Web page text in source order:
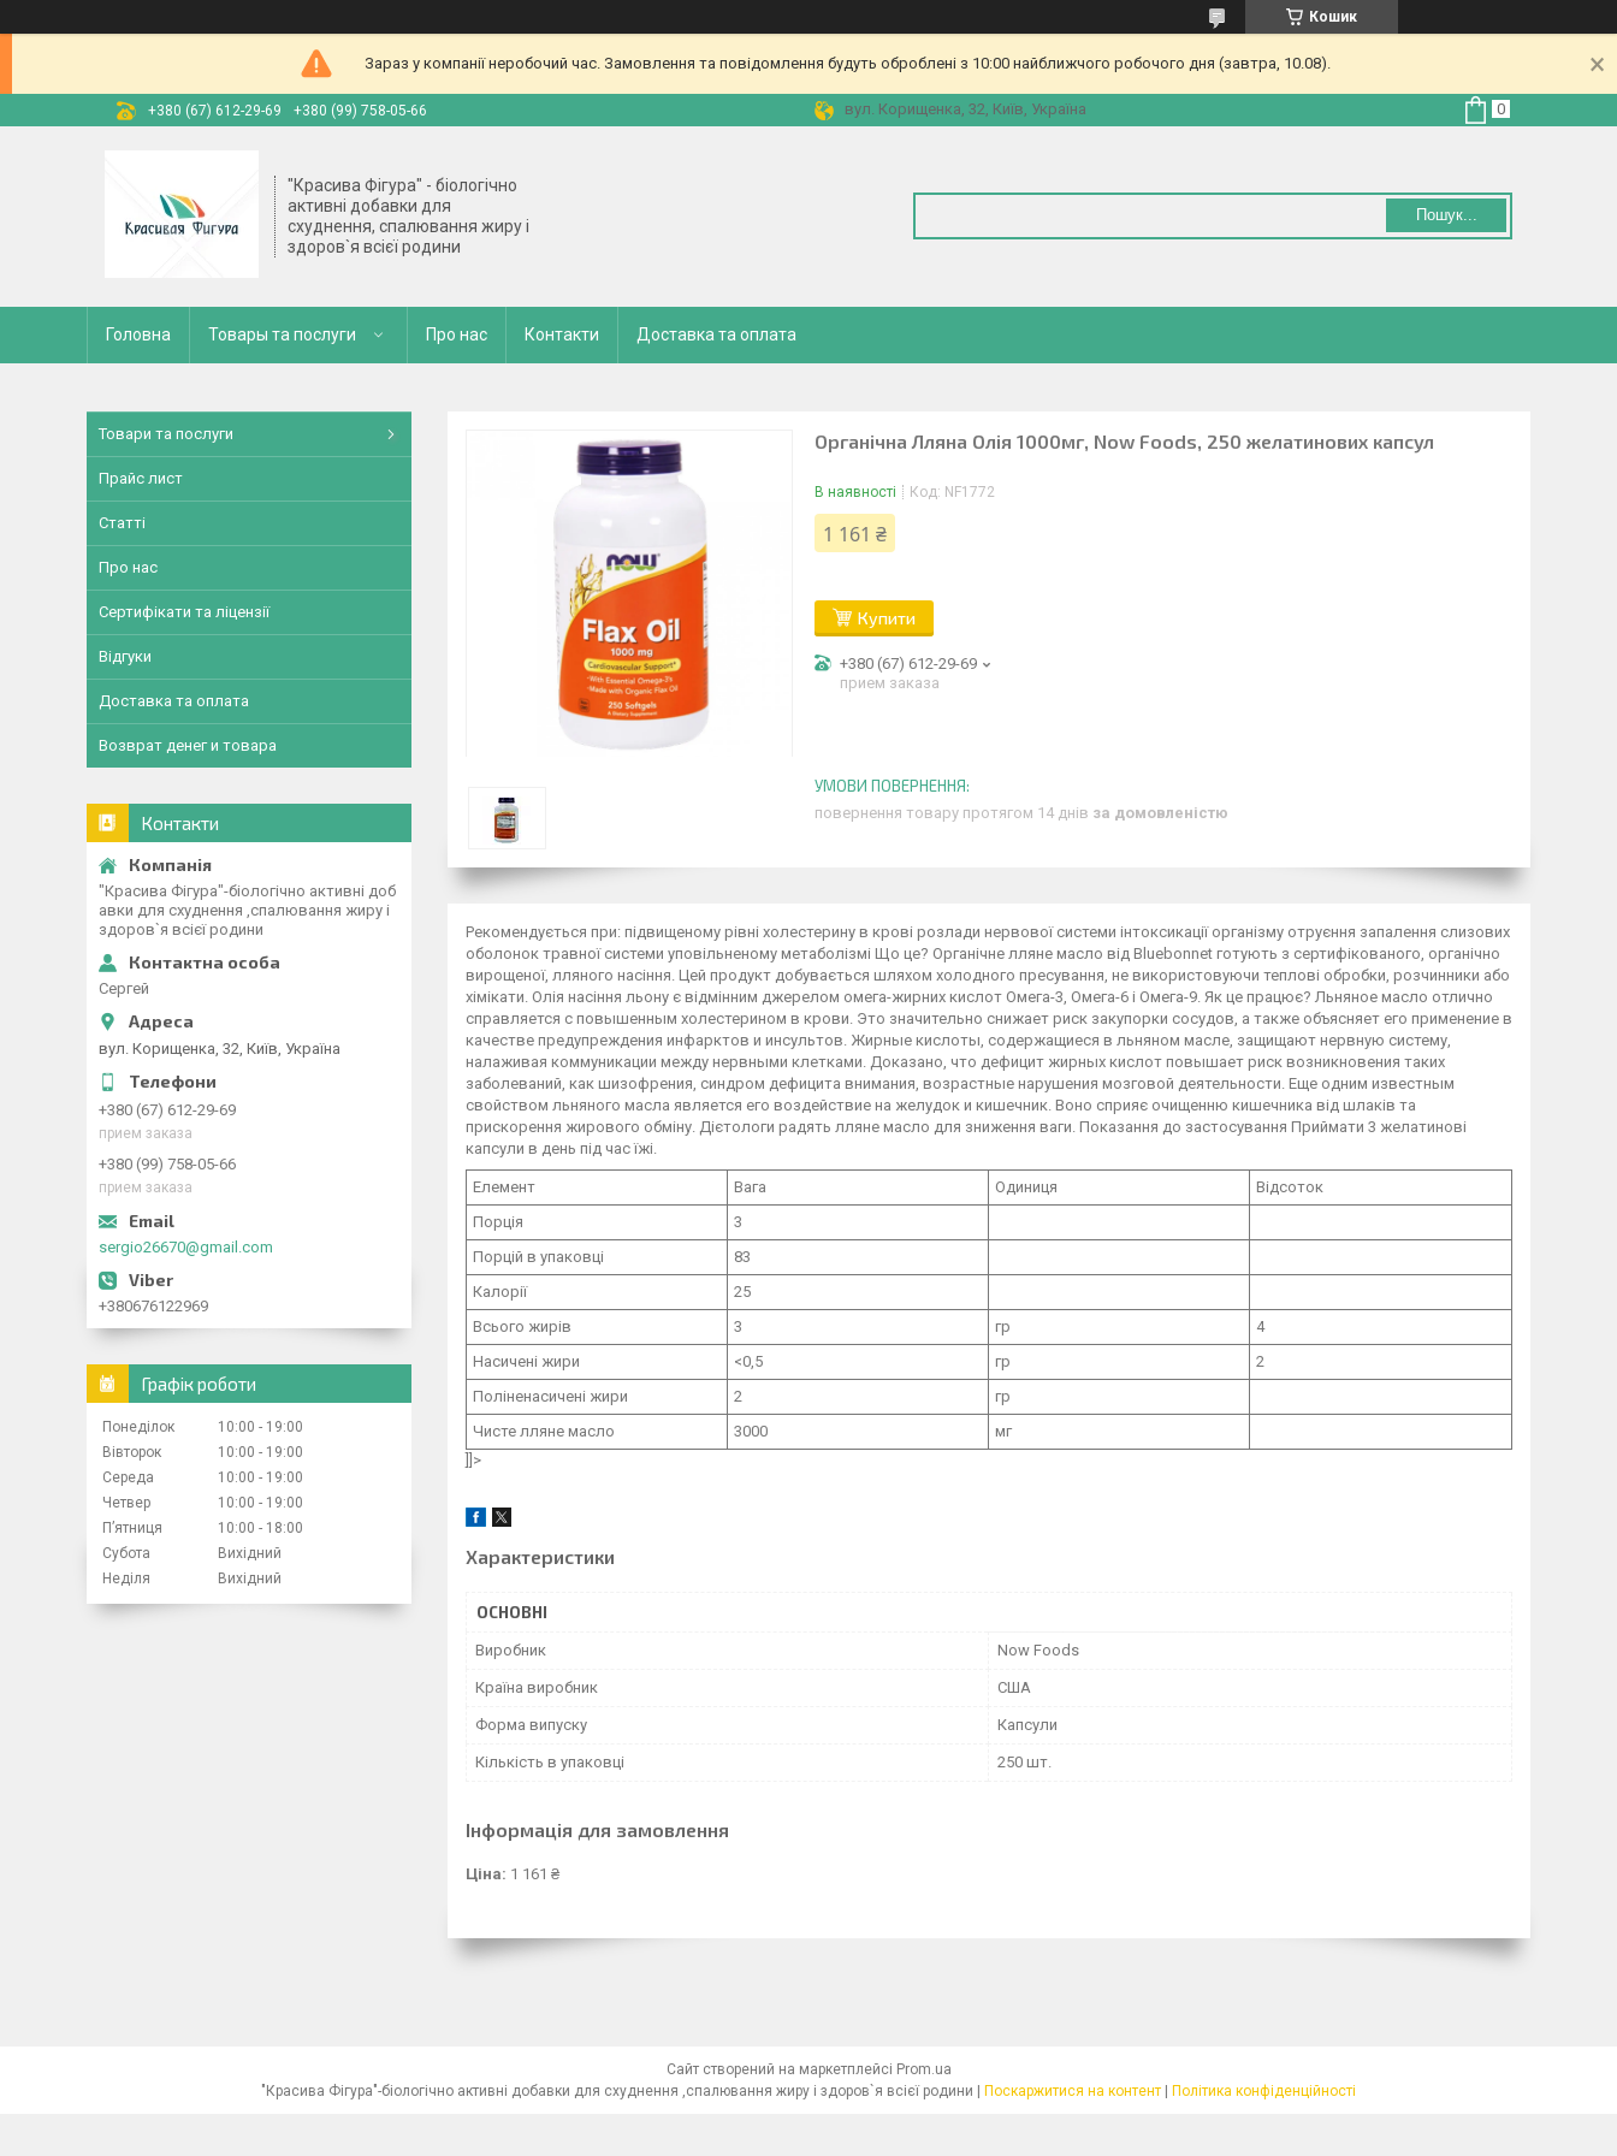
Кошик
Зараз у компанії неробочий час. Замовлення та повідомлення будуть оброблені з 10:00 найближчого робочого дня (завтра, 10.08).
+380 (67) 612-29-69 +380 (99) 758-05-66 вул. Корищенка, 32, Київ, Україна
"Красива Фігура" - біологічно
активні добавки для
схуднення, спалювання жиру і
здоров`я всієї родини
Пошук...
Головна Товары та послуги Про нас Контакти Доставка та оплата
Органічна Лляна Олія 1000мг, Now Foods, 250 желатинових капсул
В наявності Код: NF1772
1 161 ₴
Купити
+380 (67) 612-29-69
прием заказа
повернення товару протягом 14 днів за домовленістю
Рекомендується при: підвищеному рівні холестерину в крові розлади нервової системи інтоксикації організму отруєння запалення слизових
оболонок травної системи уповільненому метаболізмі Що це? Органічне лляне масло від Bluebonnet готують з сертифікованого, органічно
вирощеної, лляного насіння. Цей продукт добувається шляхом холодного пресування, не використовуючи теплові обробки, розчинники або
хімікати. Олія насіння льону є відмінним джерелом омега-жирних кислот Омега-3, Омега-6 і Омега-9. Як це працює? Льняное масло отлично
справляется с повышенным холестерином в крови. Это значительно снижает риск закупорки сосудов, а также объясняет его применение в
качестве предупреждения инфарктов и инсультов. Жирные кислоты, содержащиеся в льняном масле, защищают нервную систему,
налаживая коммуникации между нервными клетками. Доказано, что дефицит жирных кислот повышает риск возникновения таких
заболеваний, как шизофрения, синдром дефицита внимания, возрастные нарушения мозговой деятельности. Еще одним известным
свойством льняного масла является его воздействие на желудок и кишечник. Воно сприяє очищенню кишечника від шлаків та
прискорення жирового обміну. Дієтологи радять лляне масло для зниження ваги. Показання до застосування Приймати 3 желатинові
капсули в день під час їжі.
Елемент Вага Одиниця
Відсоток
Порція
3
Порцій в упаковці
83
Калорії
25
Всього жирів
3 гр
4
Насичені жири
<0,5 гр
2
Поліненасичені жири
2
гр
Чисте лляне масло
3000
мг
]]>
Характеристики
ОСНОВНІ
Виробник Now Foods
Країна виробник США
Форма випуску Капсули
Кількість в упаковці 250 шт.
Інформація для замовлення
Ціна: 1 161 ₴
Товари та послуги
Прайс лист
Статті
Про нас
Сертифікати та ліцензії
Відгуки
Доставка та оплата
Возврат денег и товара
Контакти
"Красива Фігура"-біологічно активні доб
авки для схуднення ,спалювання жиру і
здоров`я всієї родини
Сергей
вул. Корищенка, 32, Київ, Україна
+380 (67) 612-29-69
прием заказа
+380 (99) 758-05-66
прием заказа
sergio26670@gmail.com
+380676122969
Графік роботи
Понеділок 10:00
19:00
Вівторок
10:00
19:00
Середа
10:00
19:00
Четвер
10:00
19:00
Пʼятниця
10:00
18:00
Субота
Вихідний
Неділя
Вихідний
Сайт створений на маркетплейсі Prom.ua
Поскаржитися на контент Політика конфіденційності